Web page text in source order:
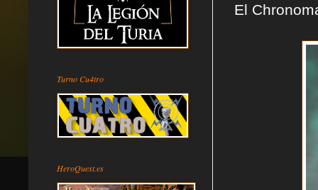
El
Turno Cu4tro
HeroQuest.es